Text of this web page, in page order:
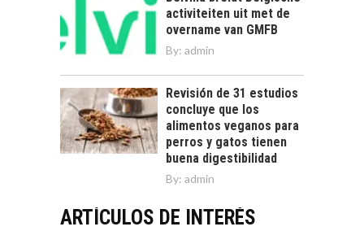
activiteiten uit met de
overname van GMFB
By: admin
Revisión de 31 estudios
concluye que los
alimentos veganos para
perros y gatos tienen
buena digestibilidad
By: admin
ARTÍCULOS DE INTERÉS